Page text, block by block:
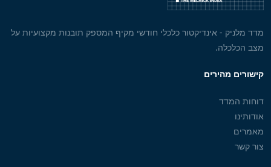
מדד מלניק - אינדיקטור כלכלי חודשי מקיף המספק תובנות מקצועיות על
מצב הכלכלה.
קישורים מהירים
דוחות המדד
אודותינו
מאמרים
צור קשר